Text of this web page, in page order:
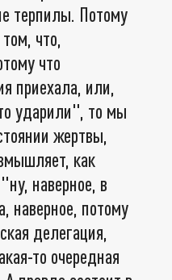
терпилы. Потому
что,
что
приехала, или,
ударили", то мы
жертвы,
как
наверное, в
наверное, потому
делегация,
то очередная